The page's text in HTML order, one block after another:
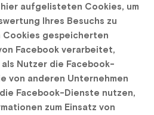
aufgelisteten Cookies, um
Ihres Besuchs zu
Cookies gespeicherten
Facebook verarbeitet,
Nutzer die Facebook-
von anderen Unternehmen
Facebook-Dienste nutzen,
zum Einsatz von